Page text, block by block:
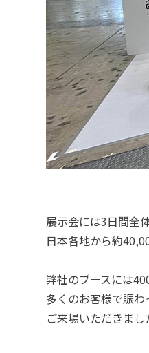
展示会には3日間全
日本各地から約
弊社のブースには
多くのお客様で賑わ
ご来場いただきま